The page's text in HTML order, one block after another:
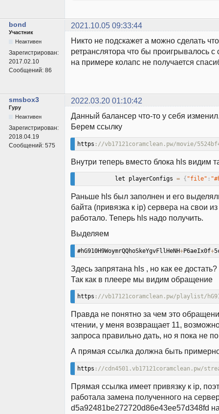
bond 2021.10.05 09:33:44
Участник
Неактивен
Зарегистрирован:
2017.02.10
Сообщений: 86
Никто не подскажет а можно сделать
ретранслятора что бы проигрывалось
на примере колапс не получается
smsbox3 2022.03.20 01:10:42
Гуру
Неактивен
Зарегистрирован:
2018.04.19
Сообщений: 575
Данный балансер что-то у себя
Берем ссылку
https ://vb17121coramclean.pw/movie/
Внутри теперь вместо блока hls видим
           let playerConfigs
= { "file" :
Раньше hls был заполнен и его
байта (привязка к ip) сервера на свои
работало. Теперь hls надо получить.
Выделяем
#hG910H9WoymrQQhoSkeYgvFllHeNH+P6aeIx0f+
Здесь запрятана hls , но как ее
Так как в плеере мы видим обращение
https ://vb17121coramclean.pw/playlist/
Правда не понятно за чем это
чтении, у меня возвращает 11,
запроса правильно дать, но я пока не
А прямая ссылка должна быть
https ://cdn4501.vb17121coramclean.pw/
Прямая ссылка имеет привязку к ip,
работала замена полученного на
d5a92481be272720d86e43ee57d348fd